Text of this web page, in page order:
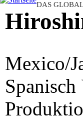
DAS
Mexico/